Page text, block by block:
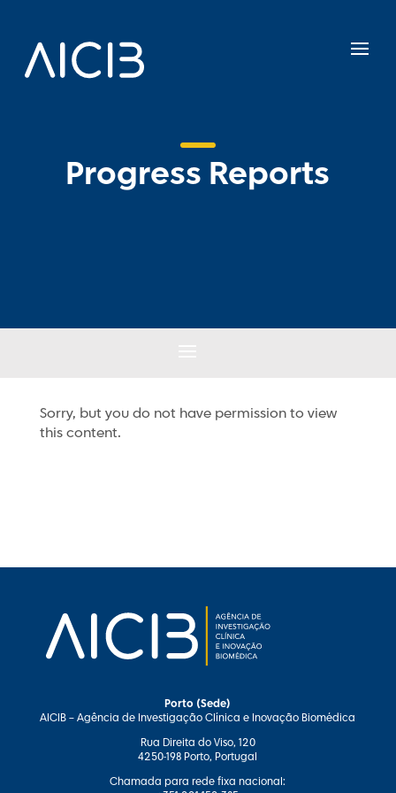
Progress Reports
Sorry, but you do not have permission to view
this content.
Porto (Sede)
AICIB – Agência de Investigação Clínica e Inovação Biomédica
Rua Direita do Viso, 120
4250-198 Porto, Portugal
Chamada para rede fixa nacional: